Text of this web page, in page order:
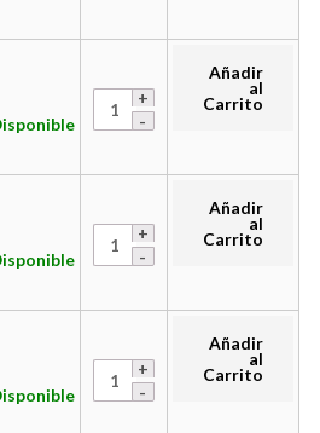
Añadir
al
Carrito
Añadir
al
Carrito
Añadir
al
Carrito